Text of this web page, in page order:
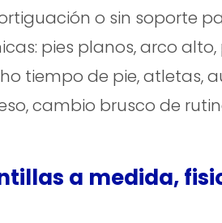
o sin soporte
pies planos, arco
tiempo de pie, atletas,
cambio brusco de
a medida,